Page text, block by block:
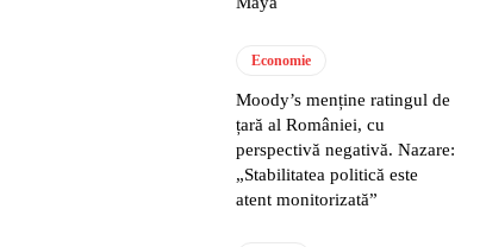
Economie
Moody’s menține ratingul de
țară al României, cu
perspectivă negativă. Nazare:
„Stabilitatea politică este
atent monitorizată”